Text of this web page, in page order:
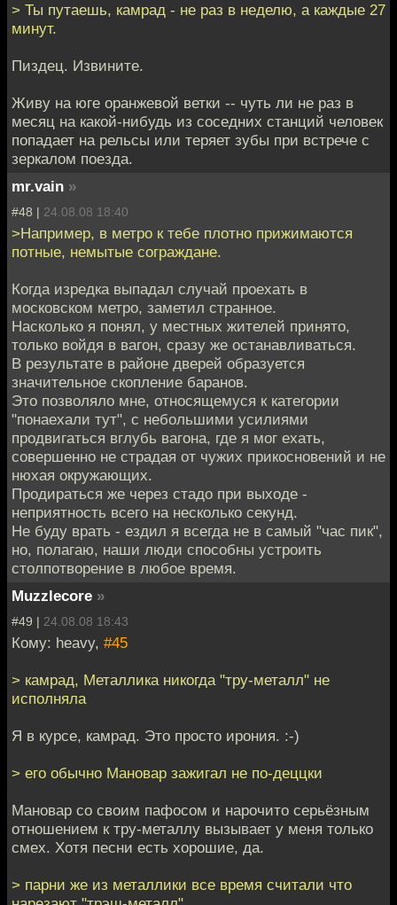
> Ты путаешь, камрад - не раз в неделю, а каждые 27
минут.
Пиздец. Извините.
Живу на юге оранжевой ветки -- чуть ли не раз в
месяц на какой-нибудь из соседних станций человек
попадает на рельсы или теряет зубы при встрече с
зеркалом поезда.
mr.vain »
#48 | 24.08.08 18:40
>Например, в метро к тебе плотно прижимаются
потные, немытые сограждане.
Когда изредка выпадал случай проехать в
московском метро, заметил странное.
Насколько я понял, у местных жителей принято,
только войдя в вагон, сразу же останавливаться.
В результате в районе дверей образуется
значительное скопление баранов.
Это позволяло мне, относящемуся к категории
"понаехали тут", с небольшими усилиями
продвигаться вглубь вагона, где я мог ехать,
совершенно не страдая от чужих прикосновений и не
нюхая окружающих.
Продираться же через стадо при выходе -
неприятность всего на несколько секунд.
Не буду врать - ездил я всегда не в самый "час пик",
но, полагаю, наши люди способны устроить
столпотворение в любое время.
Muzzlecore »
#49 | 24.08.08 18:43
Кому: heavy, #45
> камрад, Металлика никогда "тру-металл" не
исполняла
Я в курсе, камрад. Это просто ирония. :-)
> его обычно Мановар зажигал не по-деццки
Мановар со своим пафосом и нарочито серьёзным
отношением к тру-металлу вызывает у меня только
смех. Хотя песни есть хорошие, да.
> парни же из металлики все время считали что